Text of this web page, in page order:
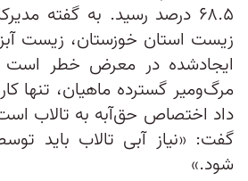
۶۸.۵ درصد رسید. به گفته
زیست استان خوزستان، زیست
ایجاد‌شده در معرض خطر است
مرگ‌و‌میر گسترده ماهیان، تنها
داد اختصاص حق‌آبه به تالاب
گفت: «نیاز آبی تالاب باید
شود.»